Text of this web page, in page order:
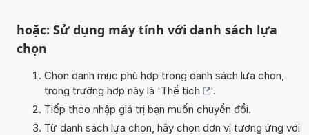
hoặc: Sử dụng máy tính với danh sách lựa
chọn
Chọn danh mục phù hợp trong danh sách lựa chọn,
trong trường hợp này là 'Thể tích
'.
Tiếp theo nhập giá trị bạn muốn chuyển đổi.
Từ danh sách lựa chọn, hãy chọn đơn vị tương ứng với